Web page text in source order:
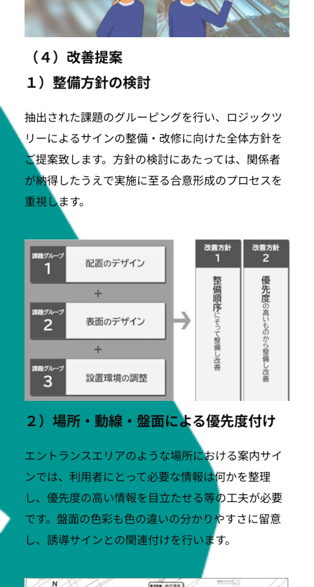
（４）改善提案
１）整備方針の検討
抽出された課題のグルーピングを行い、ロジックツ
リーによるサインの整備・改修に向けた全体方針を
ご提案致します。方針の検討にあたっては、関係者
が納得したうえで実施に至る合意形成のプロセスを
重視します。
２）場所・動線・盤面による優先度付け
エントランスエリアのような場所における案内サイ
ンでは、利用者にとって必要な情報は何かを整理
し、優先度の高い情報を目立たせる等の工夫が必要
です。盤面の色彩も色の違いの分かりやすさに留意
し、誘導サインとの関連付けを行います。